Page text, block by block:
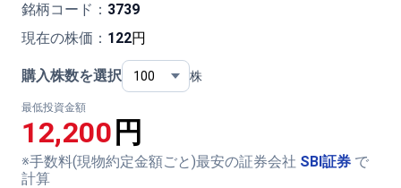
銘柄コード： 3739
現在の株価： 122円
購入株数を選択 株
最低投資金額
12,200 円
※手数料(現物約定金額ごと)最安の証券会社 SBI証券 で
計算